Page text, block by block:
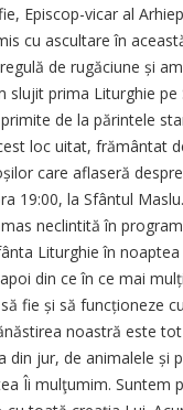
Episcop-vicar al
cu ascultare în
de rugăciune și
slujit prima Liturghie
de la părintele
loc uitat, frământat
care aflaseră
19:00, la Sfântul
neclintită în
Liturghie în
din ce în ce mai
fie și să funcționeze
noastră este
jur, de animalele și
Îi mulţumim. Suntem